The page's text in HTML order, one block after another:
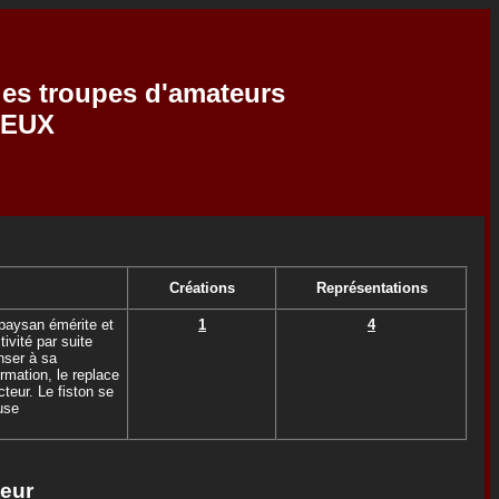
troupes d'amateurs
Créations Représentations
émérite et
par suite
à sa
le replace
Le fiston se
1 4